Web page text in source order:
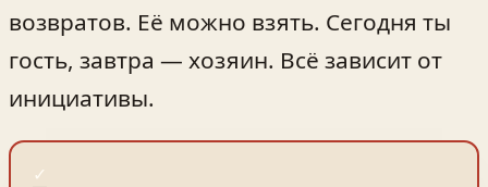
возвратов. Её можно взять. Сегодня ты
гость, завтра — хозяин. Всё зависит от
инициативы.
✓